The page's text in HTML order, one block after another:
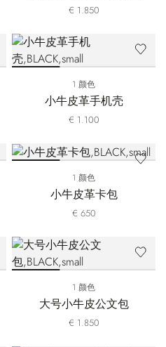
€ 1.850
1 颜色
小牛皮革手机壳
€ 1.100
1 颜色
小牛皮革卡包
€ 650
1 颜色
大号小牛皮公文包
€ 1.850